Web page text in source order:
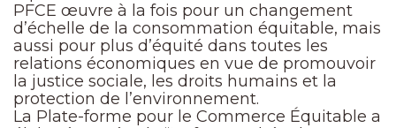
PFCE œuvre à la fois pour un changement
d’échelle de la consommation équitable, mais
aussi pour plus d’équité dans toutes les
relations économiques en vue de promouvoir
la justice sociale, les droits humains et la
protection de l’environnement.
La Plate-forme pour le Commerce Équitable a